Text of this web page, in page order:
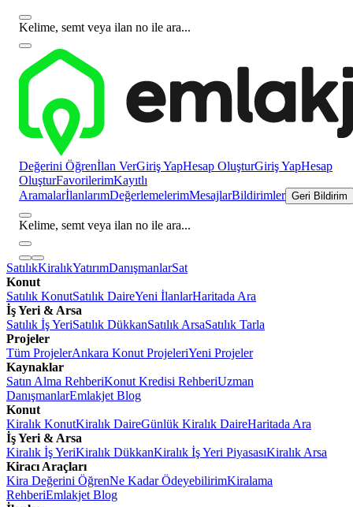
Kelime, semt veya ilan no ile ara...
Değerini Öğrenİlan VerGiriş YapHesap OluşturGiriş YapHesap
OluşturFavorilerimKayıtlı
AramalarİlanlarımDeğerlemelerimMesajlarBildirimler Geri Bildirim
Kelime, semt veya ilan no ile ara...
SatılıkKiralıkYatırımDanışmanlarSat
Konut
Satılık KonutSatılık DaireYeni İlanlarHaritada Ara
İş Yeri & Arsa
Satılık İş YeriSatılık DükkanSatılık ArsaSatılık Tarla
Projeler
Tüm ProjelerAnkara Konut ProjeleriYeni Projeler
Kaynaklar
Satın Alma RehberiKonut Kredisi RehberiUzman
DanışmanlarEmlakjet Blog
Konut
Kiralık KonutKiralık DaireGünlük Kiralık DaireHaritada Ara
İş Yeri & Arsa
Kiralık İş YeriKiralık DükkanKiralık İş Yeri PiyasasıKiralık Arsa
Kiracı Araçları
Kira Değerini ÖğrenNe Kadar ÖdeyebilirimKiralama
RehberiEmlakjet Blog